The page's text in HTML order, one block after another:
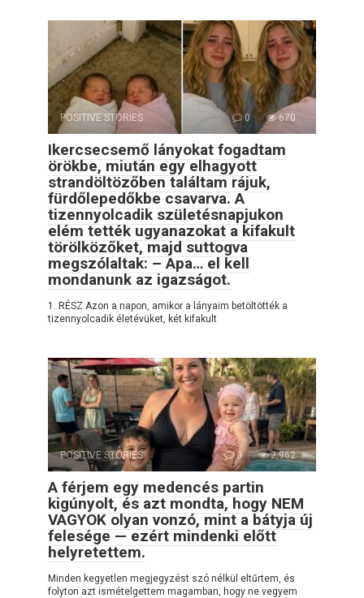
POSITIVE STORIES 0 670
Ikercsecsemő lányokat fogadtam
örökbe, miután egy elhagyott
strandöltözőben találtam rájuk,
fürdőlepedőkbe csavarva. A
tizennyolcadik születésnapjukon
elém tették ugyanazokat a kifakult
törölközőket, majd suttogva
megszólaltak: – Apa… el kell
mondanunk az igazságot.
1. RÉSZ Azon a napon, amikor a lányaim betöltötték a
tizennyolcadik életévüket, két kifakult
POSITIVE STORIES 0 2,962
A férjem egy medencés partin
kigúnyolt, és azt mondta, hogy NEM
VAGYOK olyan vonzó, mint a bátyja új
felesége — ezért mindenki előtt
helyretettem.
Minden kegyetlen megjegyzést szó nélkül eltűrtem, és
folyton azt ismételgettem magamban, hogy ne vegyem